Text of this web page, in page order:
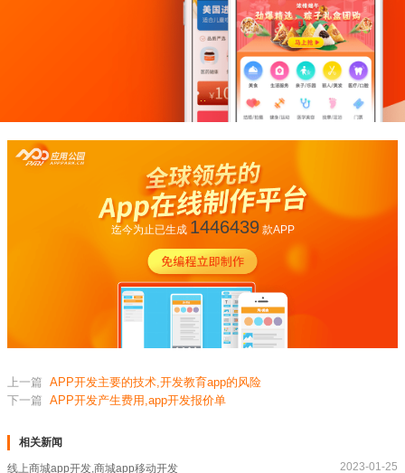
迄今为止已生成 1446439款APP
上一篇 APP开发主要的技术,开发教育app的风险
下一篇 APP开发产生费用,app开发报价单
相关新闻
线上商城app开发,商城app移动开发 2023-01-25